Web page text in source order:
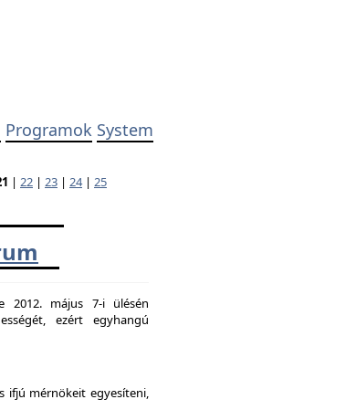
Programok System
| 22 | 23 | 24| 25
2012. május 7-i ülésén
ezért egyhangú
ifjú mérnökeit egyesíteni,